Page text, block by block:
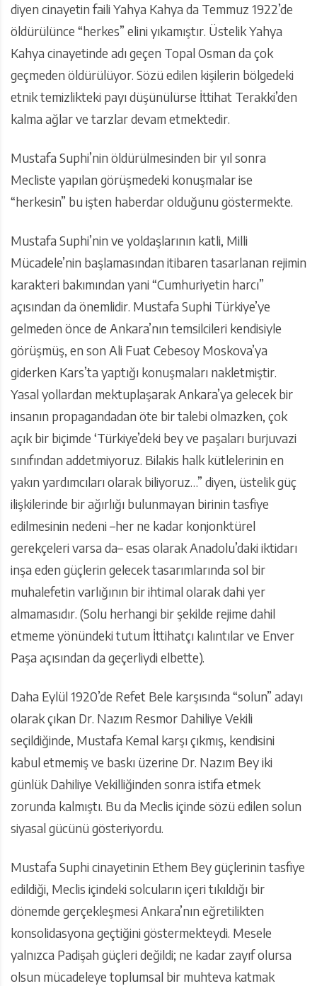
diyen cinayetin faili Yahya Kahya da Temmuz 1922’de
öldürülünce “herkes” elini yıkamıştır. Üstelik Yahya
Kahya cinayetinde adı geçen Topal Osman da çok
geçmeden öldürülüyor. Sözü edilen kişilerin bölgedeki
etnik temizlikteki payı düşünülürse İttihat Terakki’den
kalma ağlar ve tarzlar devam etmektedir.
Mustafa Suphi’nin öldürülmesinden bir yıl sonra
Mecliste yapılan görüşmedeki konuşmalar ise
“herkesin” bu işten haberdar olduğunu göstermekte.
Mustafa Suphi’nin ve yoldaşlarının katli, Milli
Mücadele’nin başlamasından itibaren tasarlanan rejimin
karakteri bakımından yani “Cumhuriyetin harcı”
açısından da önemlidir. Mustafa Suphi Türkiye’ye
gelmeden önce de Ankara’nın temsilcileri kendisiyle
görüşmüş, en son Ali Fuat Cebesoy Moskova’ya
giderken Kars’ta yaptığı konuşmaları nakletmiştir.
Yasal yollardan mektuplaşarak Ankara’ya gelecek bir
insanın propagandadan öte bir talebi olmazken, çok
açık bir biçimde ‘Türkiye’deki bey ve paşaları burjuvazi
sınıfından addetmiyoruz. Bilakis halk kütlelerinin en
yakın yardımcıları olarak biliyoruz…” diyen, üstelik güç
ilişkilerinde bir ağırlığı bulunmayan birinin tasfiye
edilmesinin nedeni –her ne kadar konjonktürel
gerekçeleri varsa da– esas olarak Anadolu’daki iktidarı
inşa eden güçlerin gelecek tasarımlarında sol bir
muhalefetin varlığının bir ihtimal olarak dahi yer
almamasıdır. (Solu herhangi bir şekilde rejime dahil
etmeme yönündeki tutum İttihatçı kalıntılar ve Enver
Paşa açısından da geçerliydi elbette).
Daha Eylül 1920’de Refet Bele karşısında “solun” adayı
olarak çıkan Dr. Nazım Resmor Dahiliye Vekili
seçildiğinde, Mustafa Kemal karşı çıkmış, kendisini
kabul etmemiş ve baskı üzerine Dr. Nazım Bey iki
günlük Dahiliye Vekilliğinden sonra istifa etmek
zorunda kalmıştı. Bu da Meclis içinde sözü edilen solun
siyasal gücünü gösteriyordu.
Mustafa Suphi cinayetinin Ethem Bey güçlerinin tasfiye
edildiği, Meclis içindeki solcuların içeri tıkıldığı bir
dönemde gerçekleşmesi Ankara’nın eğretilikten
konsolidasyona geçtiğini göstermekteydi. Mesele
yalnızca Padişah güçleri değildi; ne kadar zayıf olursa
olsun mücadeleye toplumsal bir muhteva katmak